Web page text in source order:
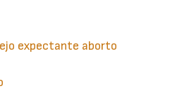
expectante aborto